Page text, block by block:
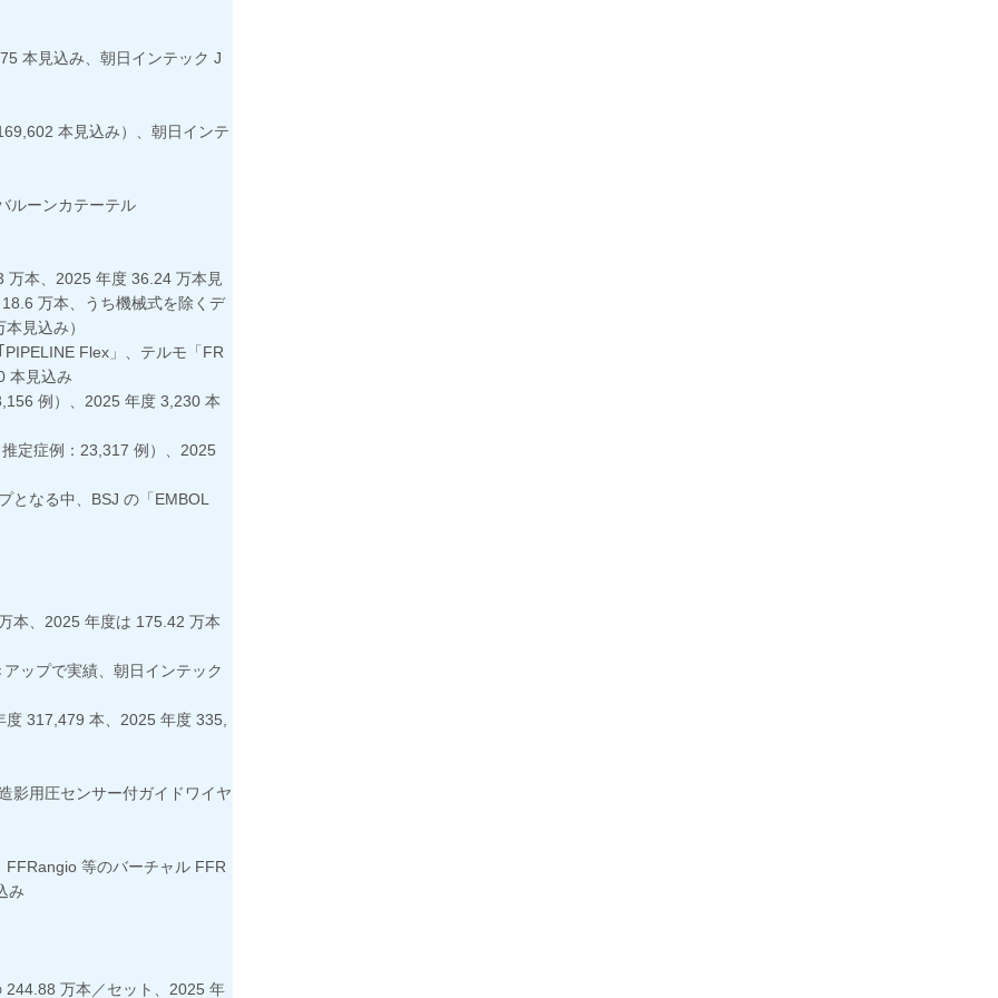
本見込み、朝日インテック J
本見込み）、朝日インテ
ルーンカテーテル
本、2025 年度 36.24 万本見
万本、うち機械式を除くデ
見込み）
Flex」、テルモ「FR
本見込み
例）、2025 年度 3,230 本
定症例：23,317 例）、2025
となる中、BSJ の「EMBOL
本、2025 年度は 175.42 万本
ップで実績、朝日インテック
317,479 本、2025 年度 335,
影用圧センサー付ガイドワイヤ
等のバーチャル FFR
み
万本／セット、2025 年